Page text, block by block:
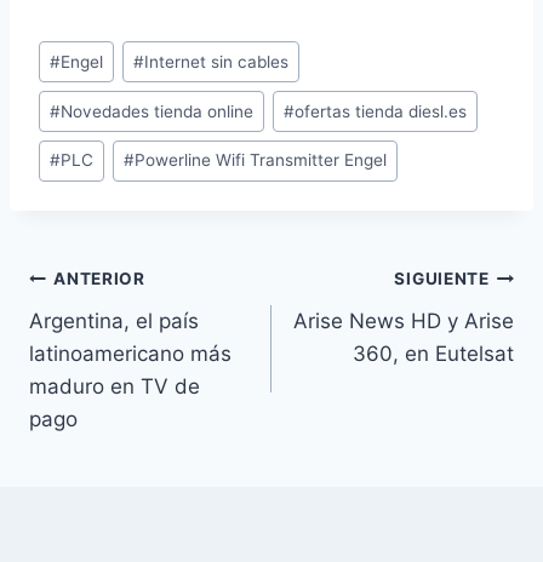
Etiquetas
de
la
entrada:
#Engel #Internet sin cables
#Novedades tienda online #ofertas tienda diesl.es
#PLC #Powerline Wifi Transmitter Engel
Navegación
de
entradas
ANTERIOR
Argentina, el país
latinoamericano más
maduro en TV de
pago
SIGUIENTE
Arise News HD y Arise
360, en Eutelsat